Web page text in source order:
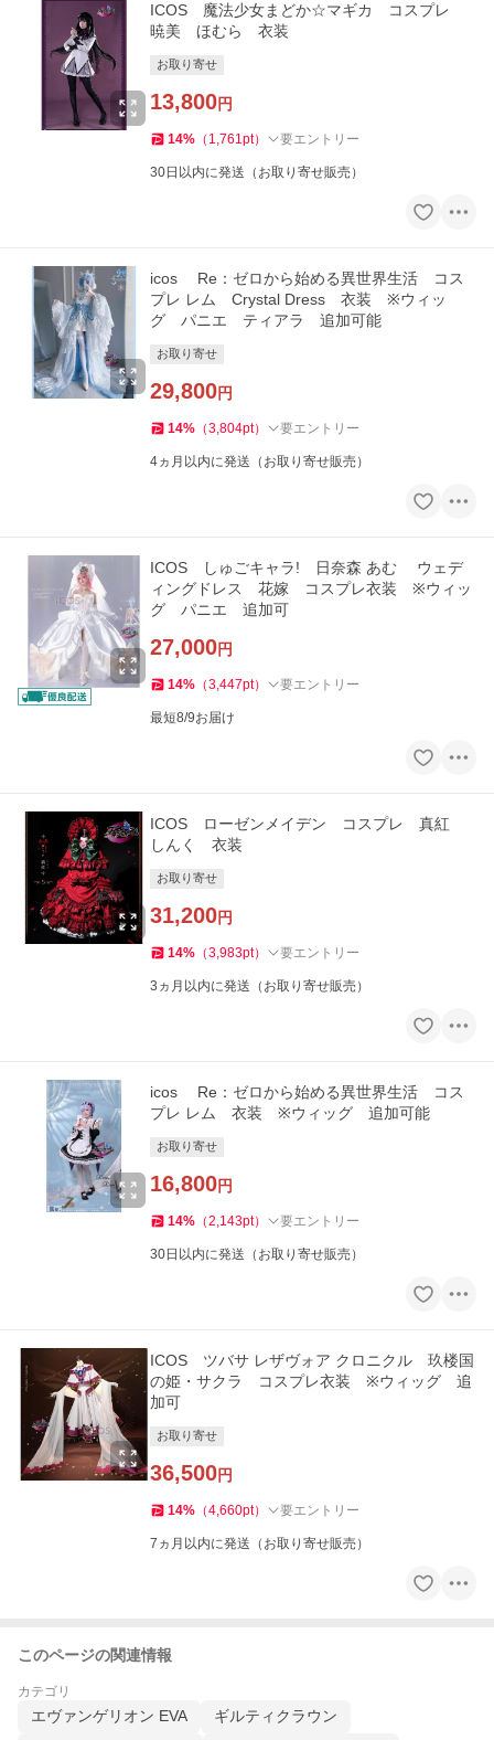
ICOS 魔法少女まどか☆マギカ コスプレ
暁美 ほむら 衣装
お取り寄せ
13,800円
14% （ 1,761pt） 要エントリー
30日以内に発送（お取り寄せ販売）
icos Re：ゼロから始める異世界生活 コス
プレ レム Crystal Dress 衣装 ※ウィッ
グ パニエ ティアラ 追加可能
お取り寄せ
29,800円
14% （3,804pt） 要エントリー
4ヵ月以内に発送（お取り寄せ販売）
ICOS しゅごキャラ! 日奈森 あむ ウェデ
ィングドレス 花嫁 コスプレ衣装 ※ウィッ
グ パニエ 追加可
27,000円
14% （3,447pt） 要エントリー
最短8/9お届け
ICOS ローゼンメイデン コスプレ 真紅
しんく 衣装
お取り寄せ
31,200円
14% （3,983pt） 要エントリー
3ヵ月以内に発送（お取り寄せ販売）
icos Re：ゼロから始める異世界生活 コス
プレ レム 衣装 ※ウィッグ 追加可能
お取り寄せ
16,800円
14% （2,143pt） 要エントリー
30日以内に発送（お取り寄せ販売）
ICOS ツバサ レザヴォア クロニクル 玖楼国
の姫・サクラ コスプレ衣装 ※ウィッグ 追
加可
お取り寄せ
36,500円
14% （4,660pt） 要エントリー
7ヵ月以内に発送（お取り寄せ販売）
このページの関連情報
カテゴリ
エヴァンゲリオン EVA ギルティクラウン